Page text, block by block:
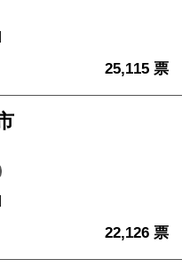
25,115 票
22,126 票